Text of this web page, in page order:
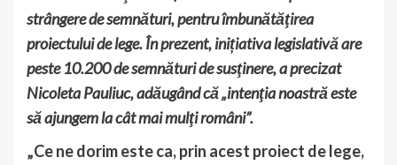
strângere de semnături, pentru îmbunătăţirea
proiectului de lege. În prezent, inițiativa legislativă are
peste 10.200 de semnături de susţinere, a precizat
Nicoleta Pauliuc, adăugând că „intenţia noastră este
să ajungem la cât mai mulţi români”.
„Ce ne dorim este ca, prin acest proiect de lege,